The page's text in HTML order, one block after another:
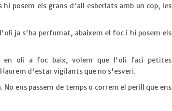
posem els grans d'all esberlats amb un cop, les
ja s'ha perfumat, abaixem el foc i hi posem els
en oli a foc baix, volem que l'oli faci petites
d'estar vigilants que no s'esveri.
ens passem de temps o correm el perill que ens